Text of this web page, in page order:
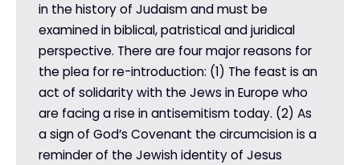
in the history of Judaism and must be
examined in biblical, patristical and juridical
perspective. There are four major reasons for
the plea for re-introduction: (1) The feast is an
act of solidarity with the Jews in Europe who
are facing a rise in antisemitism today. (2) As
a sign of God’s Covenant the circumcision is a
reminder of the Jewish identity of Jesus